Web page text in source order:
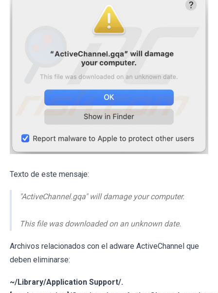
Texto de este mensaje:
"ActiveChannel.gqa" will damage your computer.
This file was downloaded on an unknown date.
Archivos relacionados con el adware ActiveChannel que
deben eliminarse:
~/Library/Application Support/.